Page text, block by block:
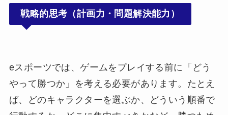
戦略的思考（計画力・問題解決能力）
eスポーツでは、ゲームをプレイする前に「どう
やって勝つか」を考える必要があります。たとえ
ば、どのキャラクターを選ぶか、どういう順番で